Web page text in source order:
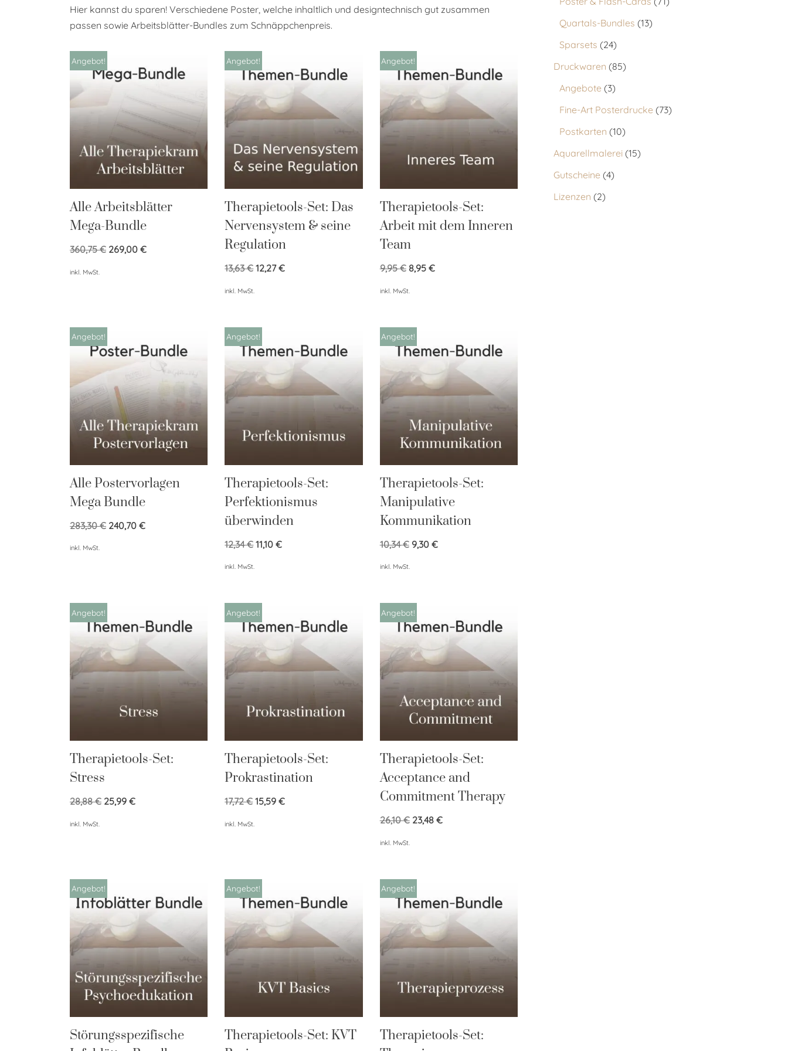
Hier kannst du sparen! Verschiedene Poster, welche inhaltlich und designtechnisch gut zusammen
passen sowie Arbeitsblätter-Bundles zum Schnäppchenpreis.
Angebot!
Alle Arbeitsblätter
Mega-Bundle
360,75€ 269,00 €
inkl. MwSt.
Angebot!
Therapietools-Set: Das
Nervensystem & seine
Regulation
13,63€ 12,27€
inkl. MwSt.
Angebot!
Therapietools-Set:
Arbeit mit dem Inneren
Team
9,95€ 8,95 €
inkl. MwSt.
Angebot!
Alle Postervorlagen
Mega Bundle
283,30€ 240,70 €
inkl. MwSt.
Angebot!
Therapietools-Set:
Perfektionismus
überwinden
12,34€ 11,10€
inkl. MwSt.
Angebot!
Therapietools-Set:
Manipulative
Kommunikation
10,34€ 9,30 €
inkl. MwSt.
Angebot!
Therapietools-Set:
Stress
28,88€ 25,99 €
inkl. MwSt.
Angebot!
Therapietools-Set:
Prokrastination
17,72€ 15,59€
inkl. MwSt.
Angebot!
Therapietools-Set:
Acceptance and
Commitment Therapy
26,10€ 23,48 €
inkl. MwSt.
Angebot!
Störungsspezifische
Angebot!
Therapietools-Set: KVT
Angebot!
Therapietools-Set:
Quartals-Bundles 13
Sparsets 24
Druckwaren 85
Angebote 3
Fine-Art Posterdrucke 73
Postkarten 10
Aquarellmalerei 15
Gutscheine 4
Lizenzen 2